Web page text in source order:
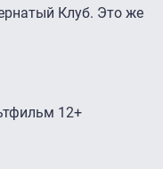
Клуб. Это же
12+